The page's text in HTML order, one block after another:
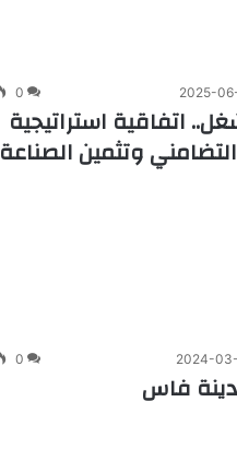
2025-
0
اتفاقية استراتيجية
التضامني وتثمين الصناعة
2024-
0